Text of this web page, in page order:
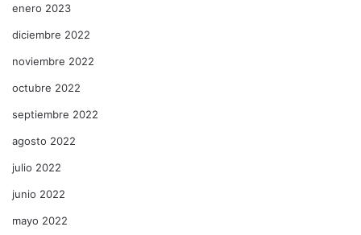
enero 2023
diciembre 2022
noviembre 2022
octubre 2022
septiembre 2022
agosto 2022
julio 2022
junio 2022
mayo 2022